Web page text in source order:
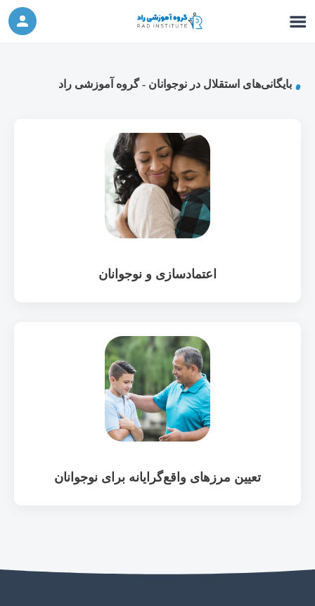
شرکت در ورکشاپ آنلاین
بایگانی‌های استقلال در نوجوانان - گروه آموزشی راد
اعتمادسازی و نوجوانان
تعیین مرزهای واقع‌گرایانه برای نوجوانان